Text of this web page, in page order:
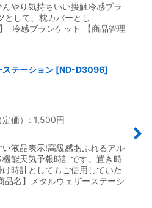
やり気持ちいい接触冷感ブラ
として、枕カバーとし
冷感ブランケット 【商品管理
ステーション [ND-D3096]
価）
: 1,500円
液晶表示!高級感あふれるアル
機能天気予報時計です。置き時
時計としてもご使用していた
品名】メタルウェザーステーシ